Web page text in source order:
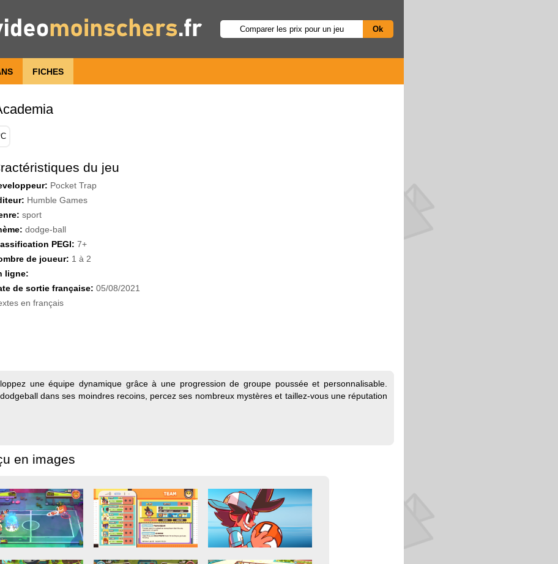
FICHES
du jeu
Pocket Trap
Humble Games
sport
dodge-ball
PEGI: 7+
de joueur: 1 à 2
ligne:
de sortie française: 05/08/2021
en français
une équipe dynamique grâce à une progression de groupe poussée et personnalisable.
dans ses moindres recoins, percez ses nombreux mystères et taillez-vous une réputation
en images